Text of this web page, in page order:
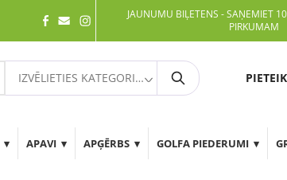
JAUNUMU BIĻETENS - SAŅEMIET
PIRKUMAM
IZVĒLIETIES KATEGORIJU Meklēt
APAVI APĢĒRBS GOLFA PIEDERUMI